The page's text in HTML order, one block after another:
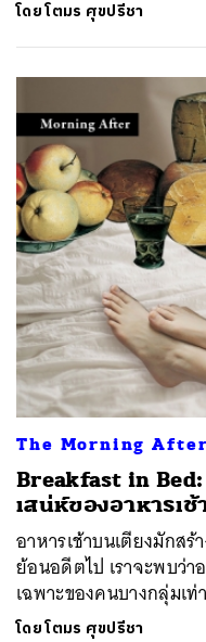
โดยโตมร ศุขปรีชา
The Morning After
Breakfast in
เสน่ห์ของอาหารเช้
อาหารเช้าบนเตียงมักส
ย้อนอดีตไป เราจะพบว่า
เฉพาะของคนบางกลุ่มเท่
โดยโตมร ศุขปรีชา